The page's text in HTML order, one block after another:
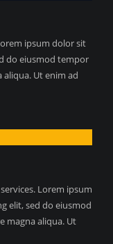
ipsum dolor sit
do eiusmod tempor
Ut enim ad
Lorem ipsum
elit, sed do eiusmod
magna aliqua. Ut